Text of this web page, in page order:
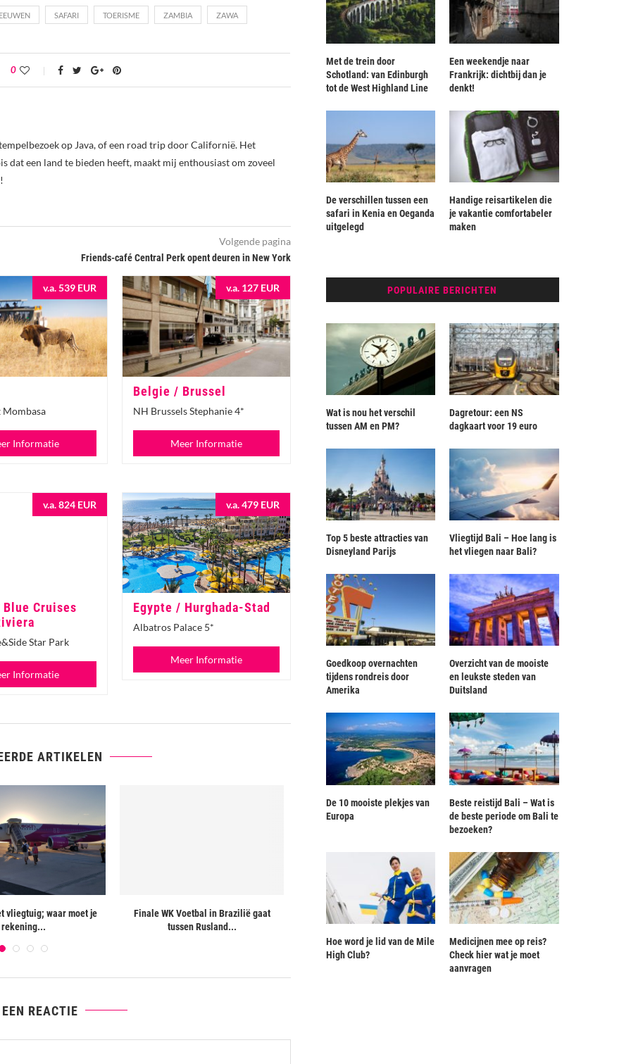
SAFARI TOERISME ZAMBIA ZAWA
0
op Java, of een road trip door Californië. Het
dat een land te bieden heeft, maakt mij enthousiast om zoveel
Volgende pagina
Friends-café Central Perk opent deuren in New York
v.a. 539 EUR
Informatie
v.a. 127 EUR
Belgie / Brussel
NH Brussels Stephanie 4*
Meer Informatie
v.a. 824 EUR
Cruises
Star Park
Informatie
v.a. 479 EUR
Egypte / Hurghada-Stad
Albatros Palace 5*
Meer Informatie
ARTIKELEN
vliegtuig; waar moet je
rekening...
Finale WK Voetbal in Brazilië gaat
tussen Rusland...
Thaise passagier in Bangkok op de vuist
met...
Nieuwe Concorde van Airbus knalt
6.000 km/uur...
REACTIE
Met de trein door
Schotland: van Edinburgh
tot de West Highland Line
Een weekendje naar
Frankrijk: dichtbij dan je
denkt!
De verschillen tussen een
safari in Kenia en Oeganda
uitgelegd
Handige reisartikelen die
je vakantie comfortabeler
maken
POPULAIRE BERICHTEN
Wat is nou het verschil
tussen AM en PM?
Dagretour: een NS
dagkaart voor 19 euro
Top 5 beste attracties van
Disneyland Parijs
Vliegtijd Bali – Hoe lang is
het vliegen naar Bali?
Goedkoop overnachten
tijdens rondreis door
Amerika
Overzicht van de mooiste
en leukste steden van
Duitsland
De 10 mooiste plekjes van
Europa
Beste reistijd Bali – Wat is
de beste periode om Bali te
bezoeken?
Hoe word je lid van de Mile
High Club?
Medicijnen mee op reis?
Check hier wat je moet
aanvragen